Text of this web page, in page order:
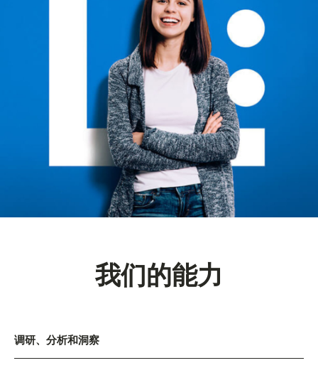
我们的能力
调研、分析和洞察